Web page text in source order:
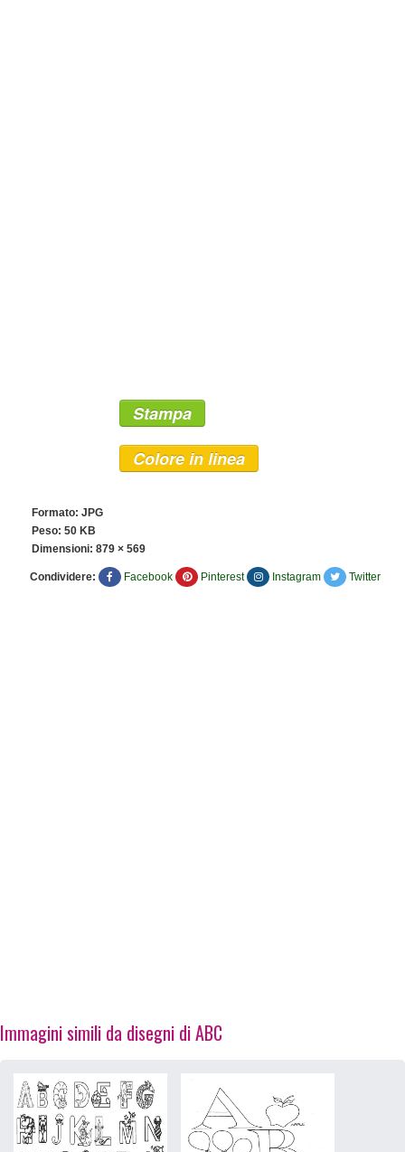
Stampa
Colore in linea
Formato: JPG
Peso: 50 KB
Dimensioni: 879 × 569
Condividere: Facebook Pinterest Instagram Twitter
Immagini simili da disegni di ABC